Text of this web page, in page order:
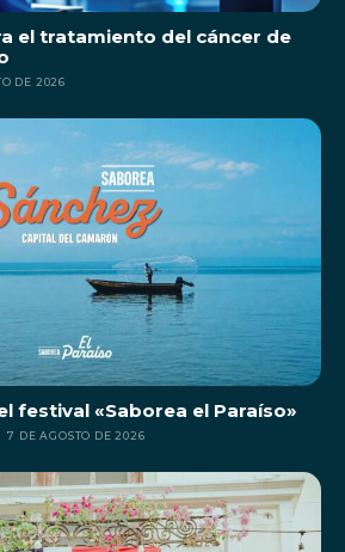
el tratamiento del cáncer de
DE 2026
festival «Saborea el Paraíso»
7 DE AGOSTO DE 2026